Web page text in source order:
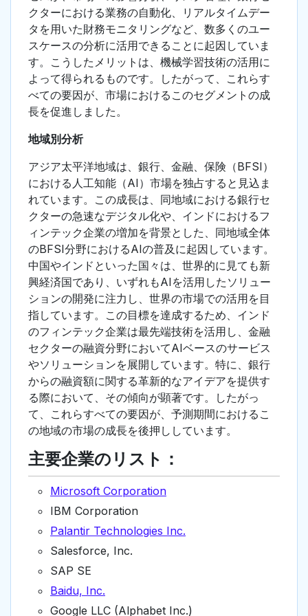
クターにおける業務の自動化、リアルタイムデー
タを用いた財務モニタリングなど、数多くのユー
スケースの分析に活用できることに起因していま
す。こうしたメリットは、機械学習技術の活用に
よって得られるものです。したがって、これらす
べての要因が、市場におけるこのセグメントの成
長を促進しました。
地域別分析
アジア太平洋地域は、銀行、金融、保険（BFSI）
における人工知能（AI）市場を独占すると見込ま
れています。この成長は、同地域における銀行セ
クターの急速なデジタル化や、インドにおけるフ
ィンテック企業の増加を背景とした、同地域全体
のBFSI分野におけるAIの普及に起因しています。
中国やインドといった国々は、世界的に見ても新
興経済国であり、いずれもAIを活用したソリュー
ションの開発に注力し、世界の市場での活用を目
指しています。この目標を達成するため、インド
のフィンテック企業は最先端技術を活用し、金融
セクターの融資分野においてAIベースのサービス
やソリューションを展開しています。特に、銀行
からの融資額に関する革新的なアイデアを提供す
る際において、その傾向が顕著です。したがっ
て、これらすべての要因が、予測期間におけるこ
の地域の市場の成長を後押ししています。
主要企業のリスト：
Microsoft Corporation
IBM Corporation
Palantir Technologies Inc.
Salesforce, Inc.
SAP SE
Baidu, Inc.
Google LLC (Alphabet Inc.)